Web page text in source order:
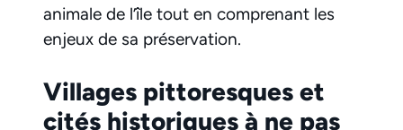
animale de l’île tout en comprenant les
enjeux de sa préservation.
Villages pittoresques et
cités historiques à ne pas